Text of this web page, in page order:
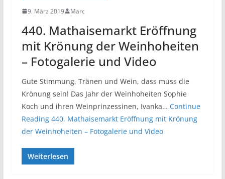
9. März 2019 Marc
440. Mathaisemarkt Eröffnung
mit Krönung der Weinhoheiten
– Fotogalerie und Video
Gute Stimmung, Tränen und Wein, dass muss die
Krönung sein! Das Jahr der Weinhoheiten Sophie
Koch und ihren Weinprinzessinen, Ivanka… Continue
Reading440. Mathaisemarkt Eröffnung mit Krönung
der Weinhoheiten – Fotogalerie und Video
Weiterlesen